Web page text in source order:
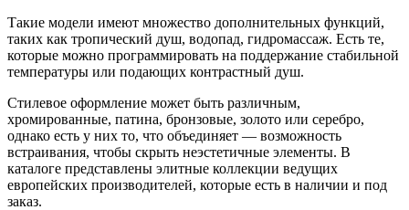
Такие модели имеют множество дополнительных функций,
таких как тропический душ, водопад, гидромассаж. Есть те,
которые можно программировать на поддержание стабильной
температуры или подающих контрастный душ.
Стилевое оформление может быть различным,
хромированные, патина, бронзовые, золото или серебро,
однако есть у них то, что объединяет — возможность
встраивания, чтобы скрыть неэстетичные элементы. В
каталоге представлены элитные коллекции ведущих
европейских производителей, которые есть в наличии и под
заказ.